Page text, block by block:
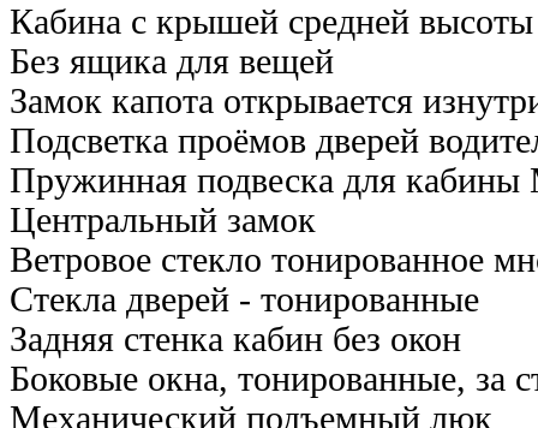
Кабина с крышей средней
Без ящика для вещей
Замок капота открывается
Подсветка проёмов дверей
Пружинная подвеска для
Центральный замок
Ветровое стекло тонированное
Стекла дверей - тонированные
Задняя стенка кабин без окон
Боковые окна, тонированные, за
Механический подъемный люк